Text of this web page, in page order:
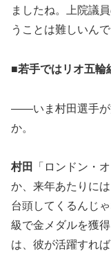
ましたね。上院議
うことは難しいんで
■若手ではリオ五輪
――いま村田選手が
か。
村田
「ロンドン・
か、来年あたりに
台頭してくるんじ
級で金メダルを獲
は、彼が活躍すれ